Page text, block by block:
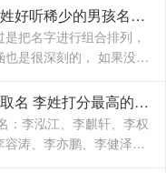
有一个好名字的同时 给姓王的宝宝起名 王姓好听稀少的男孩名字2023
把名字进行组合排列，
是很深刻的， 如果没有
，那么这就是一件非常
己孩子的名字
2023年李姓男孩最佳取名 李姓打分最高的名字
：李泓江、李麒轩、李权
涛、李亦鹏、李健泽、
李若米、李东哲、李愉